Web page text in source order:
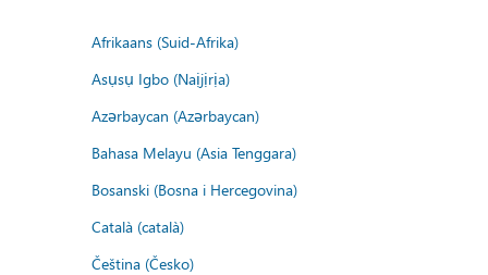
Afrikaans (Suid-Afrika)
Asụsụ Igbo (Naịjịrịa)
Azərbaycan (Azərbaycan)
Bahasa Melayu (Asia Tenggara)
Bosanski (Bosna i Hercegovina)
Català (català)
Čeština (Česko)